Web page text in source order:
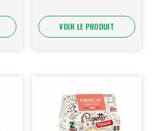
VOIR LE PRODUIT